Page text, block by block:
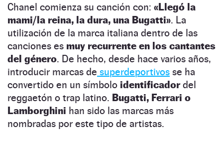
Chanel comienza su canción con: «Llegó la
mami/la reina, la dura, una Bugatti». La
utilización de la marca italiana dentro de las
canciones es muy recurrente en los cantantes
del género. De hecho, desde hace varios años,
introducir marcas de superdeportivos se ha
convertido en un símbolo identificadordel
reggaetón o trap latino. Bugatti, Ferrari o
Lamborghini han sido las marcas más
nombradas por este tipo de artistas.